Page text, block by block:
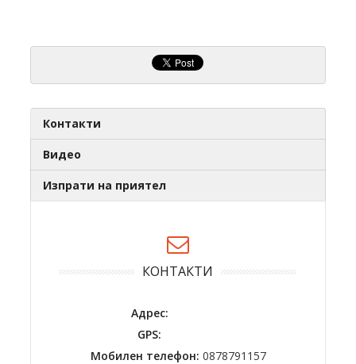
Контакти
Видео
Изпрати на приятел
КОНТАКТИ
Адрес:
GPS:
Мобилен телефон: 0878791157